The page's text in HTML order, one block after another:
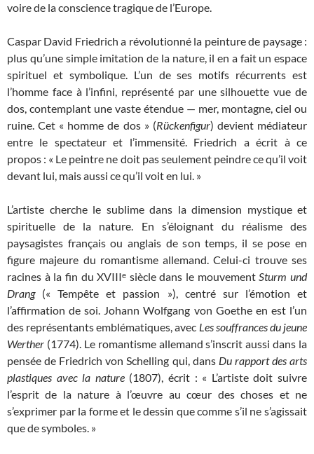
voire de la conscience tragique de l’Europe.
Caspar David Friedrich a révolutionné la peinture de paysage :
plus qu’une simple imitation de la nature, il en a fait un espace
spirituel et symbolique. L’un de ses motifs récurrents est
l’homme face à l’infini, représenté par une silhouette vue de
dos, contemplant une vaste étendue — mer, montagne, ciel ou
ruine. Cet « homme de dos » (Rückenfigur) devient médiateur
entre le spectateur et l’immensité. Friedrich a écrit à ce
propos : « Le peintre ne doit pas seulement peindre ce qu’il voit
devant lui, mais aussi ce qu’il voit en lui. »
L’artiste cherche le sublime dans la dimension mystique et
spirituelle de la nature. En s’éloignant du réalisme des
paysagistes français ou anglais de son temps, il se pose en
figure majeure du romantisme allemand. Celui-ci trouve ses
racines à la fin du XVIIIᵉ siècle dans le mouvementSturm und
Drang(« Tempête et passion »), centré sur l’émotion et
l’affirmation de soi. Johann Wolfgang von Goethe en est l’un
des représentants emblématiques, avec Les souffrances du jeune
Werther (1774). Le romantisme allemand s’inscrit aussi dans la
pensée de Friedrich von Schelling qui, dans Du rapport des arts
plastiques avec la nature(1807), écrit : « L’artiste doit suivre
l’esprit de la nature à l’œuvre au cœur des choses et ne
s’exprimer par la forme et le dessin que comme s’il ne s’agissait
que de symboles. »